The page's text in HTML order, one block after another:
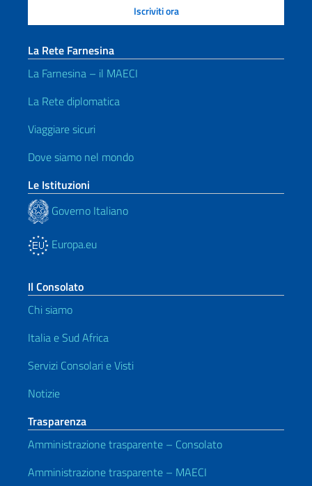
La Rete Farnesina
La Farnesina – il MAECI
La Rete diplomatica
Viaggiare sicuri
Dove siamo nel mondo
Le Istituzioni
Governo Italiano
Europa.eu
Il Consolato
Chi siamo
Italia e Sud Africa
Servizi Consolari e Visti
Notizie
Trasparenza
Amministrazione trasparente – Consolato
Amministrazione trasparente – MAECI